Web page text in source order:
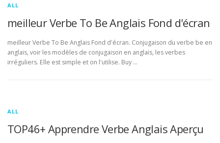
ALL
meilleur Verbe To Be Anglais Fond d'écran
meilleur Verbe To Be Anglais Fond d'écran. Conjugaison du verbe be en
anglais, voir les modèles de conjugaison en anglais, les verbes
irréguliers. Elle est simple et on l'utilise. Buy …
ALL
TOP46+ Apprendre Verbe Anglais Aperçu